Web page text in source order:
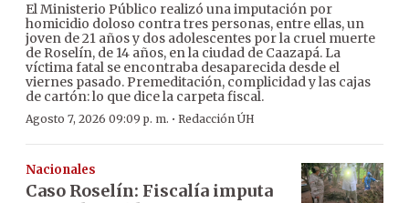
El Ministerio Público realizó una imputación por
homicidio doloso contra tres personas, entre ellas, un
joven de 21 años y dos adolescentes por la cruel muerte
de Roselín, de 14 años, en la ciudad de Caazapá. La
víctima fatal se encontraba desaparecida desde el
viernes pasado. Premeditación, complicidad y las cajas
de cartón: lo que dice la carpeta fiscal.
Agosto 7, 2026 09:09 p. m. · Redacción ÚH
Nacionales
Caso Roselín: Fiscalía imputa